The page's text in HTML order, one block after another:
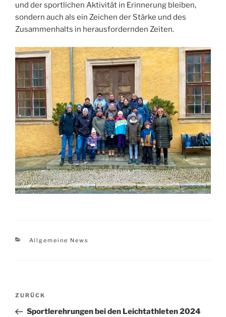
und der sportlichen Aktivität in Erinnerung bleiben,
sondern auch als ein Zeichen der Stärke und des
Zusammenhalts in herausfordernden Zeiten.
Kategorien
Allgemeine News
Beitragsnavigation
Vorheriger
Beitrag
ZURÜCK
Sportlerehrungen bei den Leichtathleten 2024